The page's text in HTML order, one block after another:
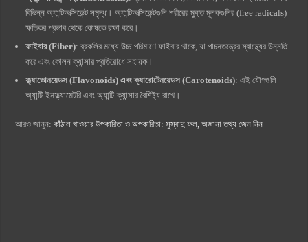
বিভিন্ন অ্যান্টিঅক্সিডেন্ট সমৃদ্ধ। অ্যান্টিঅক্সিডেন্টগুলি শরীরের মুক্ত মূলকগুলির (free radicals)
ক্ষতিকর প্রভাব থেকে কোষকে রক্ষা করে।
ফাইবার (Fiber): ব্রকলির মধ্যে উচ্চ পরিমাণে ফাইবার থাকে, যা পাচনতন্ত্রের স্বাস্থ্যের উন্নতি
করে এবং কোলন ক্যান্সার প্রতিরোধে সহায়ক।
ফ্ল্যাভোনয়েডস (Flavonoids) এবং ক্যারোটেনয়েডস (Carotenoids): এই যৌগগুলি
অ্যান্টি-ইনফ্ল্যামেটরি এবং অ্যান্টি-ক্যান্সার বৈশিষ্ট্য রাখে।
আরও জানুন:কাঁঠাল খাওয়ার উপকারিতা ও অপকারিতা: সুস্বাদু ফল, অজানা তথ্য জেন নিন